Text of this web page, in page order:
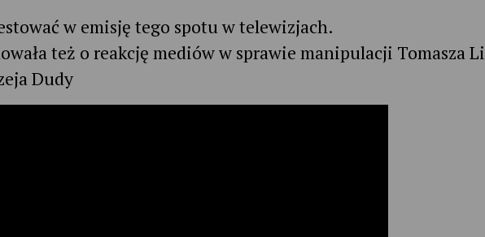
w emisję tego spotu w telewizjach.
też o reakcję mediów w sprawie manipulacji Tomasza
Dudy